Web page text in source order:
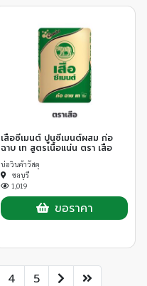
เสือซีเมนต์ ปูนซีเมนต์ผสม ก่อ
ฉาบ เท สูตรเนื้อแน่น ตรา เสือ
บ่อวินค้าวัสดุ
ชลบุรี
1,019
ขอราคา
4 5